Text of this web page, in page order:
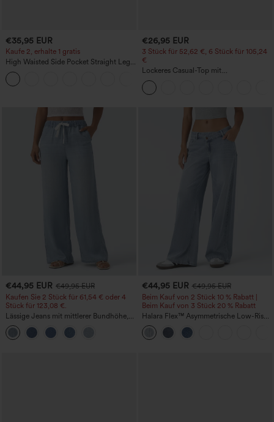
€35,95 EUR
Kaufe 2, erhalte 1 gratis
High Waisted Side Pocket Straight Leg
Work Pants
€26,95 EUR
3 Stück für 52,62 €, 6 Stück für 105,24
€
Lockeres Casual-Top mit
Rundhalsausschnitt und
Fledermausärmeln
€44,95 EUR €49,95 EUR
Kaufen Sie 2 Stück für 61,54 € oder 4
Stück für 123,08 €.
Lässige Jeans mit mittlerer Bundhöhe,
Kordelzug und Taschen
€44,95 EUR €49,95 EUR
Beim Kauf von 2 Stück 10 % Rabatt |
Beim Kauf von 3 Stück 20 % Rabatt
Halara Flex™ Asymmetrische Low-Rise-
Jeans mit Reißverschlusstaschen,
Baggy-Stil, weitem Bein, gewaschen,
lässig